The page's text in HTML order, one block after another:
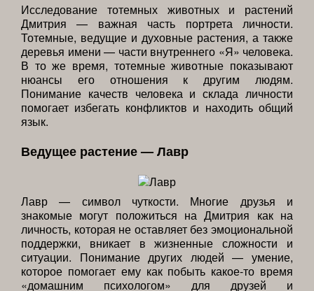
Исследование тотемных животных и растений
Дмитрия — важная часть портрета личности.
Тотемные, ведущие и духовные растения, а также
деревья имени — части внутреннего «Я» человека.
В то же время, тотемные животные показывают
нюансы его отношения к другим людям.
Понимание качеств человека и склада личности
помогает избегать конфликтов и находить общий
язык.
Ведущее растение — Лавр
Лавр — символ чуткости. Многие друзья и
знакомые могут положиться на Дмитрия как на
личность, которая не оставляет без эмоциональной
поддержки, вникает в жизненные сложности и
ситуации. Понимание других людей — умение,
которое помогает ему как побыть какое-то время
«домашним психологом» для друзей и